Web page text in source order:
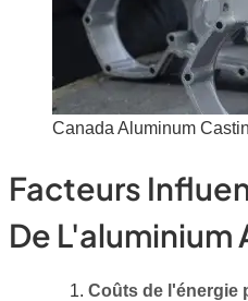
Canada Aluminum
Facteurs
De L'aluminium
Coûts de l'énergie